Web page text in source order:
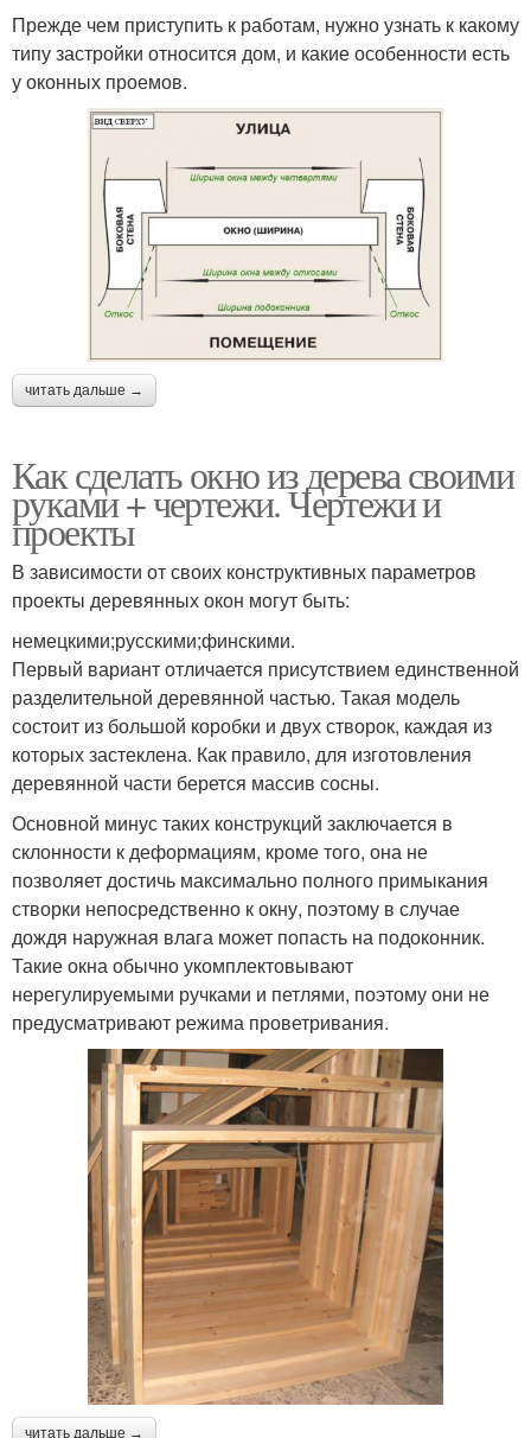
Прежде чем приступить к работам, нужно узнать к какому
типу застройки относится дом, и какие особенности есть
у оконных проемов.
читать дальше →
Как сделать окно из дерева своими
руками + чертежи. Чертежи и
проекты
В зависимости от своих конструктивных параметров
проекты деревянных окон могут быть:
немецкими;русскими;финскими.
Первый вариант отличается присутствием единственной
разделительной деревянной частью. Такая модель
состоит из большой коробки и двух створок, каждая из
которых застеклена. Как правило, для изготовления
деревянной части берется массив сосны.
Основной минус таких конструкций заключается в
склонности к деформациям, кроме того, она не
позволяет достичь максимально полного примыкания
створки непосредственно к окну, поэтому в случае
дождя наружная влага может попасть на подоконник.
Такие окна обычно укомплектовывают
нерегулируемыми ручками и петлями, поэтому они не
предусматривают режима проветривания.
читать дальше →